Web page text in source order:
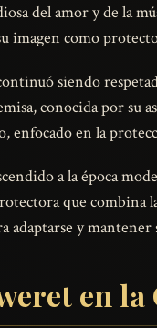
del amor y de la
imagen como
siendo
conocida por su
enfocado en la
a la época
que
adaptarse y
en